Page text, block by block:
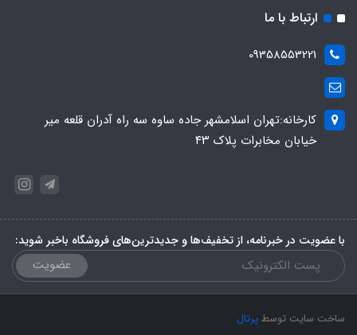
ارتباط با ما
09358553221
کارخانه:تهران اسلامشهر جاده ساوه سه راه آدران قلعه میر
خیابان مخابرات پلاک ۴۳
با عضویت در خبرنامه، از تخفیف‌ها و جدیدترین‌های فروشگاه باخبر شوید:
عضویت
ساخت سایت توسطپرتال